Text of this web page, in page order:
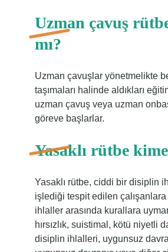
Uzman çavuş
mı?
Uzman çavuşlar yönetmelikte
taşımaları halinde aldıkları
uzman çavuş veya uzman
göreve başlarlar.
Yasaklı rütbe
Yasaklı rütbe, ciddi bir disiplin
işlediği tespit edilen
ihlaller arasında kurallara
hırsızlık, suistimal, kötü niyetli
disiplin ihlalleri, uygunsuz